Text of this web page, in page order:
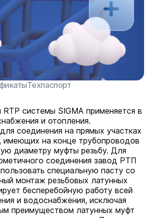
Техпаспорт
системы SIGMA применяется в
и отопления.
соединения на прямых участках
имеющих на конце трубопроводов
диаметру муфты резьбу. Для
соединения завод РТП
специальную пасту со
монтаж резьбовых латунных
бесперебойную работу всей
и водоснабжения, исключая
преимуществом латунных муфт